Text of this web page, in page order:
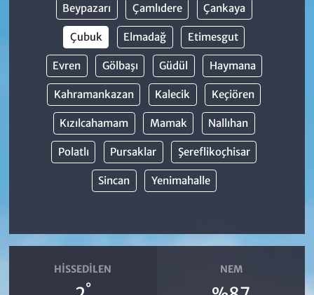
Beypazarı Çamlıdere Çankaya
Çubuk Elmadağ Etimesgut
Evren Gölbaşı Güdül Haymana
Kahramankazan Kalecik Keçiören
Kızılcahamam Mamak Nallıhan
Polatlı Pursaklar Şereflikoçhisar
Sincan Yenimahalle
HISSEDILEN
°
NEM